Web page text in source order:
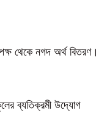
থেকে নগদ অর্থ বিতরণ।
ব্যতিক্রমী উদ্যোগ